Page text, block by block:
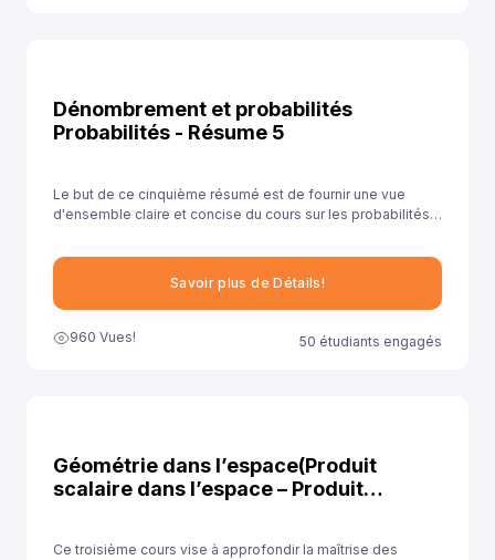
Dénombrement et probabilités
Probabilités - Résume 5
Le but de ce cinquième résumé est de fournir une vue
d'ensemble claire et concise du cours sur les probabilités,
méthodes d'enseignement.
Savoir plus de Détails!
960 Vues! 50 étudiants engagés
Géométrie dans l’espace(Produit
scalaire dans l’espace – Produit
Ce troisième cours vise à approfondir la maîtrise des